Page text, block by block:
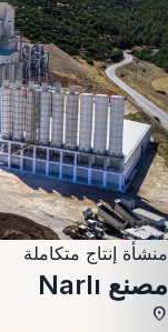
منشأة إنتاج متكاملة
مصنع Narlı
place